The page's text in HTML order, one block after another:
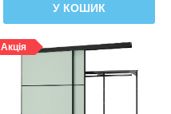
У КОШИК
Акція